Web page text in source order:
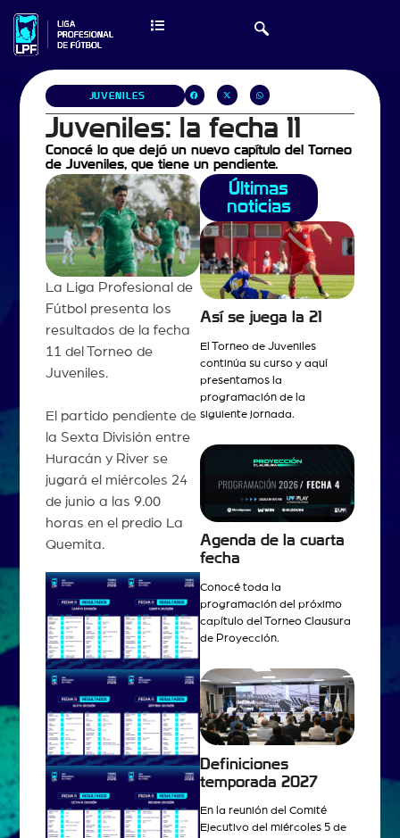
JUVENILES
Juveniles: la fecha 11
Conocé lo que dejó un nuevo capítulo del Torneo
de Juveniles, que tiene un pendiente.
La Liga Profesional de
Fútbol presenta los
resultados de la fecha
11 del Torneo de
Juveniles.
El partido pendiente de
la Sexta División entre
Huracán y River se
jugará el miércoles 24
de junio a las 9.00
horas en el predio La
Quemita.
Últimas
noticias
Así se juega la 21
El Torneo de Juveniles
continúa su curso y aquí
presentamos la
programación de la
siguiente jornada.
Agenda de la cuarta
fecha
Conocé toda la
programación del próximo
capítulo del Torneo Clausura
de Proyección.
Definiciones
temporada 2027
En la reunión del Comité
Ejecutivo del miércoles 5 de